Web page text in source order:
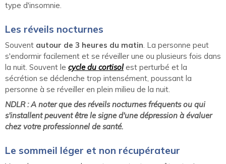
type d'insomnie.
Les réveils nocturnes
Souvent autour de 3 heures du matin. La personne peut
s'endormir facilement et se réveiller une ou plusieurs fois dans
la nuit. Souvent le cycle du cortisol est perturbé et la
sécrétion se déclenche trop intensément, poussant la
personne à se réveiller en plein milieu de la nuit.
NDLR : A noter que des réveils nocturnes fréquents ou qui
s'installent peuvent être le signe d'une dépression à évaluer
chez votre professionnel de santé.
Le sommeil léger et non récupérateur